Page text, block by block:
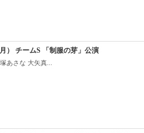
） チームS 「制服の芽」公演
あさな 大矢真...